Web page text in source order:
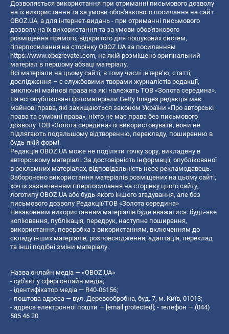
Дозволяється використання при отриманні письмового дозволу
на їх використання та за умови обов'язкового посилання на сайт
OBOZ.UA, а для інтернет-видань - при отриманні письмового
дозволу на їх використання та за умови обов'язкового
розміщення прямого, відкритого для пошукових систем,
гіперпосилання на сторінку OBOZ.UA за посиланням
https://www.obozrevatel.com, на якій розміщено оригінальний
матеріал в першому абзаці матеріалу.
Всі матеріали на цьому сайті, в тому числі інтерв’ю, статті,
дослідження – є службовими творами журналістів редакції,
виключні майнові права на які належать ТОВ «Золота середина».
На всі опубліковані фотоматеріали Getty Images редакція має
майнові права, які захищаються законом України «Про авторські
права та суміжні права», ніхто не має права без письмового
дозволу ТОВ «Золота середина» їх використовувати, вони не
підлягають подальшому відтворенню, перекладу, поширенню в
будь-якій формі.
Редакція OBOZ.UA може не поділяти точку зору, викладену в
авторському матеріалі. За достовірність інформації, опублікованої
в рекламних матеріалах, відповідальність несе рекламодавець.
Заборонено використання матеріалів розміщених на цьому сайті,
хоч із зазначенням гіперпосилання на сторінку цього сайту,
логотипу OBOZ.UA або будь-якого іншого згадування, але без
письмового дозволу Редакції/ТОВ «Золота середина»
Незаконним використанням матеріалів буде вважатися: будь-яке
копiювання, публiкацiя, передрук, наступне поширення,
використання, переробка з використанням, включенням до
складу інших матеріалів, розповсюдження, адаптація, переклад
та інші подібні зміни матеріалу.
Назва онлайн медіа — «OBOZ.UA»
- суб'єкт у сфері онлайн медіа;
- ідентифікатор медіа — R40-06156;
- поштова адреса — вул. Деревообробна, буд. 7, м. Київ, 01013;
- адреса електронної пошти — [email protected]; - телефон — (044)
585 46 20